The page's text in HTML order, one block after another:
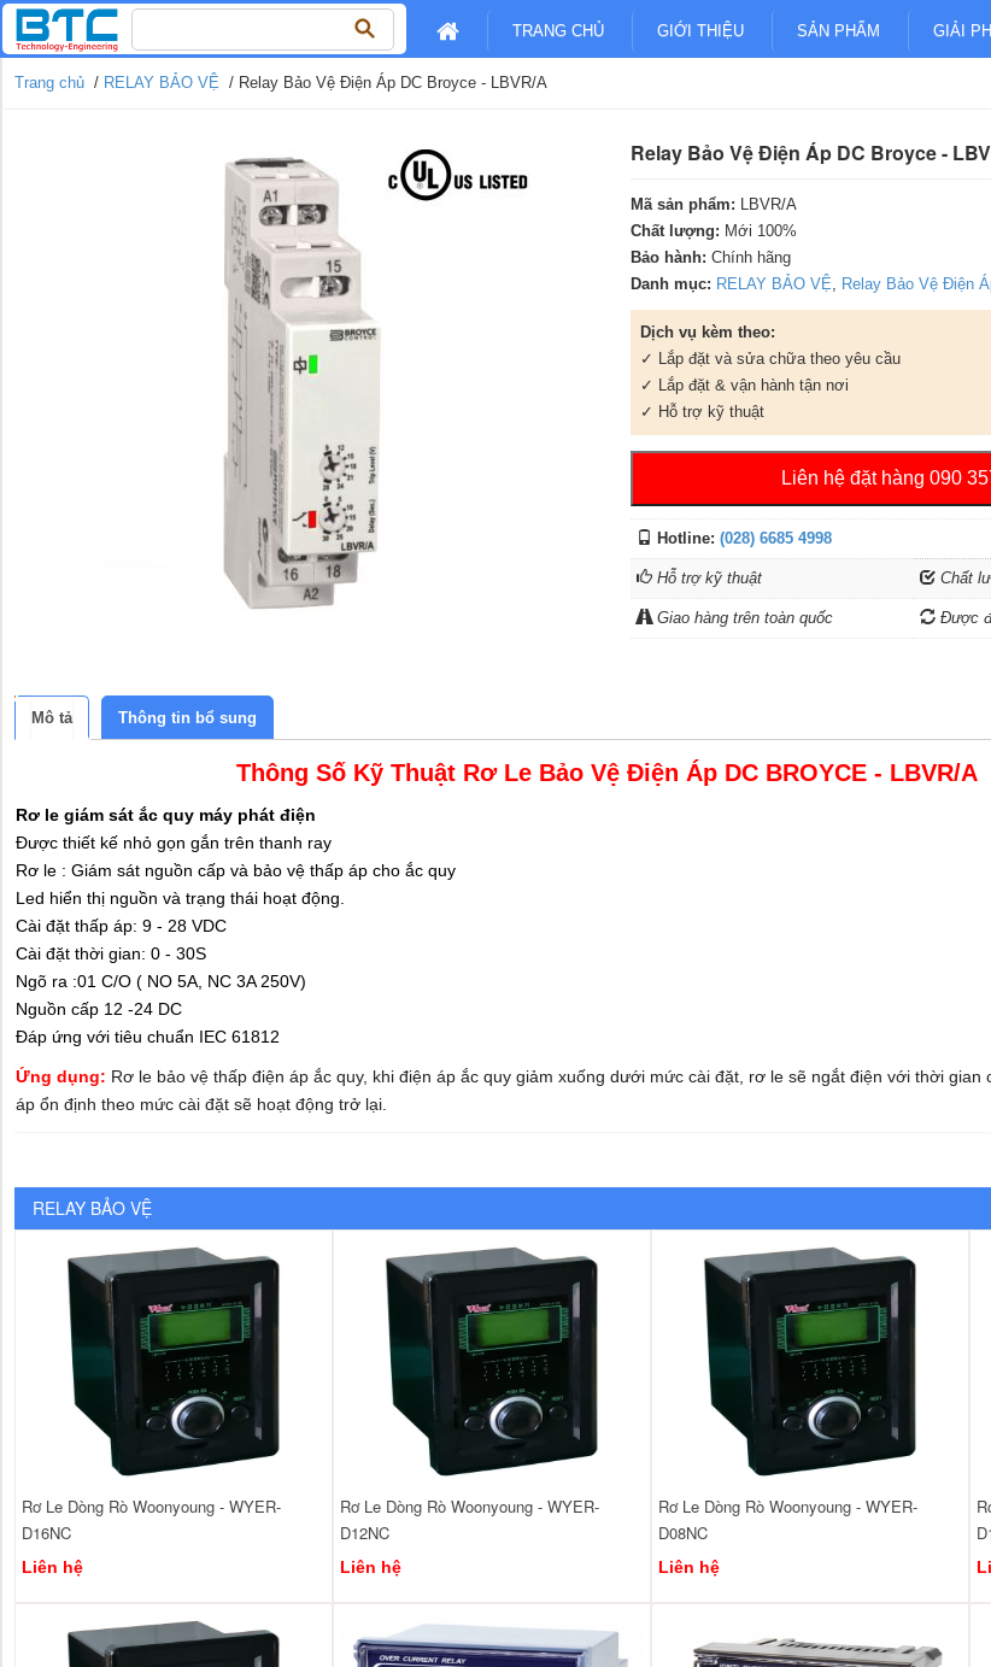
kiếm
cho:
TRANG CHỦ GIỚI THIỆU SẢN PHẨM GIẢI
Trang chủ / RELAY BẢO VỆ / Relay Bảo Vệ Điện Áp DC Broyce - LBVR/A
Relay Bảo Vệ Điện Áp DC Broyce -
Mã sản phẩm: LBVR/A
Chất lượng: Mới 100%
Bảo hành: Chính hãng
Danh mục: RELAY BẢO VỆ, Relay Bảo Vệ Điện
Dịch vụ kèm theo:
✓ Lắp đặt và sửa chữa theo yêu cầu
✓ Lắp đặt & vận hành tận nơi
✓ Hỗ trợ kỹ thuật
Liên hệ đặt hàng 090
Hotline: (028) 6685 4998
Hỗ trợ kỹ thuật Chất
Giao hàng trên toàn quốc Được
Mô tả Thông tin bổ sung
Thông Số Kỹ Thuật Rơ Le Bảo Vệ Điện Áp DC BROYCE - LBVR/A
Rơ le giám sát ắc quy máy phát điện
Được thiết kế nhỏ gọn gắn trên thanh ray
Rơ le : Giám sát nguồn cấp và bảo vệ thấp áp cho ắc quy
Led hiển thị nguồn và trạng thái hoạt động.
Cài đặt thấp áp: 9 - 28 VDC
Cài đặt thời gian: 0 - 30S
Ngõ ra :01 C/O ( NO 5A, NC 3A 250V)
Nguồn cấp 12 -24 DC
Đáp ứng với tiêu chuẩn IEC 61812
Ứng dụng: Rơ le bảo vệ thấp điện áp ắc quy, khi điện áp ắc quy giảm xuống dưới mức cài đặt, rơ le sẽ ngắt điện với thời gian
áp ổn định theo mức cài đặt sẽ hoạt động trở lại.
RELAY BẢO VỆ
Rơ Le Dòng Rò Woonyoung - WYER-
D16NC
Liên hệ
Rơ Le Dòng Rò Woonyoung - WYER-
D12NC
Liên hệ
Rơ Le Dòng Rò Woonyoung - WYER-
D08NC
Liên hệ